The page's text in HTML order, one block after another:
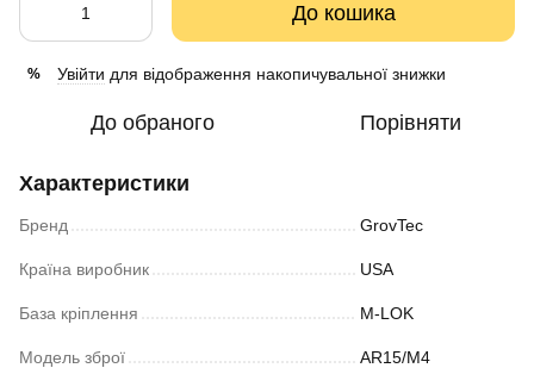
До кошика
% Увійти для відображення накопичувальної знижки
До обраного Порівняти
Характеристики
Бренд GrovTec
Країна виробник USA
База кріплення M-LOK
Модель зброї AR15/M4